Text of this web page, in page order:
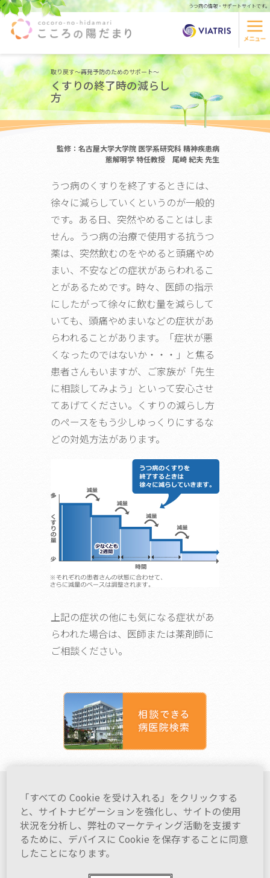
うつ病の情報・サポートサイトです。
取り戻す～再発予防のためのサポート～
くすりの終了時の減らし
方
監修：名古屋大学大学院 医学系研究科 精神疾患病
態解明学 特任教授 尾崎 紀夫 先生
うつ病のくすりを終了するときには、
徐々に減らしていくというのが一般的
です。ある日、突然やめることはしま
せん。うつ病の治療で使用する抗うつ
薬は、突然飲むのをやめると頭痛やめ
まい、不安などの症状があらわれるこ
とがあるためです。時々、医師の指示
にしたがって徐々に飲む量を減らして
いても、頭痛やめまいなどの症状があ
らわれることがあります。「症状が悪
くなったのではないか・・・」と焦る
患者さんもいますが、ご家族が「先生
に相談してみよう」といって安心させ
てあげてください。くすりの減らし方
のペースをもう少しゆっくりにするな
どの対処方法があります。
上記の症状の他にも気になる症状があ
らわれた場合は、医師または薬剤師に
ご相談ください。
家族や仲間がうつ病になったら
家族・仲間のサポートに関するQ&A
気づく～受診までのサポート～
「すべての Cookie を受け入れる」をクリックする
と、サイトナビゲーションを強化し、サイトの使用
状況を分析し、弊社のマーケティング活動を支援す
るために、デバイスに Cookie を保存することに同意
したことになります。